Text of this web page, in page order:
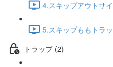
4.スキップアウトサ
5.スキップももトラ
トラップ (2)